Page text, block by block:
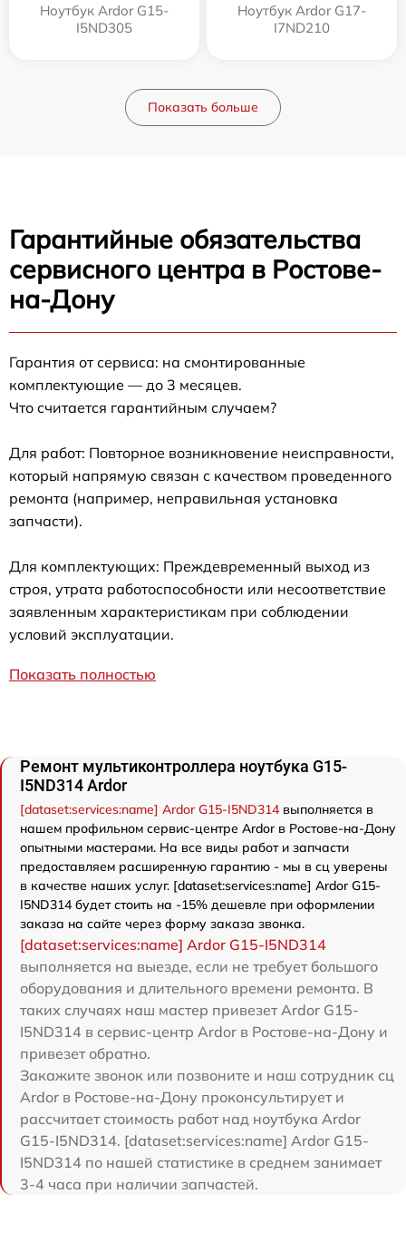
Ноутбук Ardor G15-
I5ND305
Ноутбук Ardor G17-
I7ND210
Показать больше
Гарантийные обязательства
сервисного центра в Ростове-
на-Дону
Гарантия от сервиса: на смонтированные
комплектующие — до 3 месяцев.
Что считается гарантийным случаем?
Для работ: Повторное возникновение неисправности,
который напрямую связан с качеством проведенного
ремонта (например, неправильная установка
запчасти).
Для комплектующих: Преждевременный выход из
строя, утрата работоспособности или несоответствие
заявленным характеристикам при соблюдении
условий эксплуатации.
Показать полностью
Ремонт мультиконтроллера ноутбука G15-
I5ND314 Ardor
[dataset:services:name] Ardor G15-I5ND314 выполняется в
нашем профильном сервис-центре Ardor в Ростове-на-Дону
опытными мастерами. На все виды работ и запчасти
предоставляем расширенную гарантию - мы в сц уверены
в качестве наших услуг. [dataset:services:name] Ardor G15-
I5ND314 будет стоить на -15% дешевле при оформлении
заказа на сайте через форму заказа звонка.
[dataset:services:name] Ardor G15-I5ND314
выполняется на выезде, если не требует большого
оборудования и длительного времени ремонта. В
таких случаях наш мастер привезет Ardor G15-
I5ND314 в сервис-центр Ardor в Ростове-на-Дону и
привезет обратно.
Закажите звонок или позвоните и наш сотрудник сц
Ardor в Ростове-на-Дону проконсультирует и
рассчитает стоимость работ над ноутбука Ardor
G15-I5ND314. [dataset:services:name] Ardor G15-
I5ND314 по нашей статистике в среднем занимает
3-4 часа при наличии запчастей.